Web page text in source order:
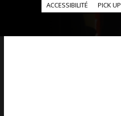
ACCESSIBILITÉ PICK UP